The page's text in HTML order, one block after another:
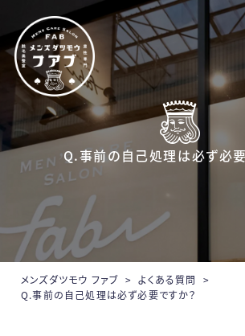
メンズ脱毛【Fab】
Q.事前の自己処理は必ず必
メンズダツモウ ファブ > よくある質問
>
Q.事前の自己処理は必ず必要ですか？